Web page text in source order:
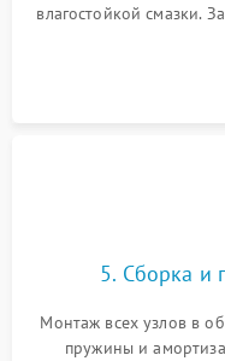
влагостойкой смазки.
или
5. Сборка и
Монтаж всех узлов в
пружины и